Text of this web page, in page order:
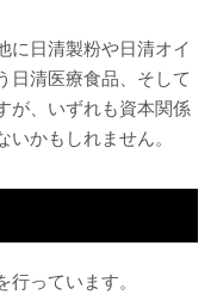
に日清製粉や日清オイ
日清医療食品、そして
が、いずれも資本関係
かもしれません。
っています。